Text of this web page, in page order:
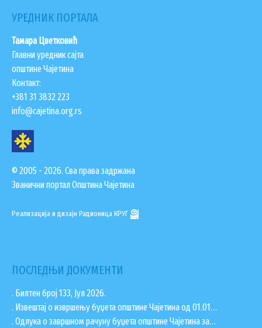
УРЕДНИК ПОРТАЛА
Тамара Цветковић
Главни уредник сајта
општине Чајетина
Контакт:
+381 31 3832 223
info@cajetina.org.rs
© 2005 - 2026. Сва права задржана
Званични портал Општина Чајетина
Реализација и дизајн Радионица КРУГ
ПОСЛЕДЊИ ДОКУМЕНТИ
. Билтен број 133, Јул 2026.
. Извештај о извршењу буџета општине Чајетина од 01.01…
. Одлука о завршном рачуну буџета општине Чајетина за…